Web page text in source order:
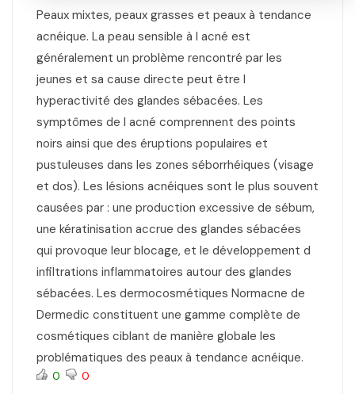
Peaux mixtes, peaux grasses et peaux à tendance
acnéique. La peau sensible à l acné est
généralement un problème rencontré par les
jeunes et sa cause directe peut être l
hyperactivité des glandes sébacées. Les
symptômes de l acné comprennent des points
noirs ainsi que des éruptions populaires et
pustuleuses dans les zones séborrhéiques (visage
et dos). Les lésions acnéiques sont le plus souvent
causées par : une production excessive de sébum,
une kératinisation accrue des glandes sébacées
qui provoque leur blocage, et le développement d
infiltrations inflammatoires autour des glandes
sébacées. Les dermocosmétiques Normacne de
Dermedic constituent une gamme complète de
cosmétiques ciblant de manière globale les
problématiques des peaux à tendance acnéique.
0 0